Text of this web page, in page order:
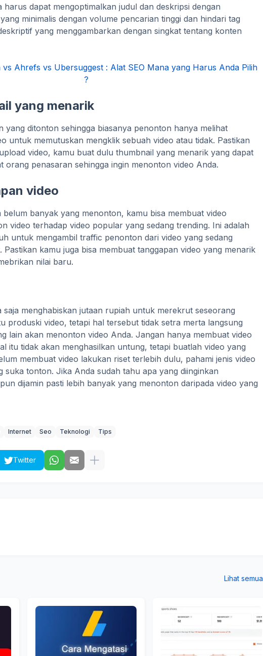
harus dapat mengoptimalkan judul dan deskripsi dengan
minimalis dengan volume pencarian tinggi dan hindari tag
yang menggambarkan dengan singkat tentang konten
vs Ahrefs vs Ubersuggest : Alat SEO Mana yang Harus Anda Pilih
?
yang menarik
yang ditonton sehingga biasanya penonton hanya melihat
untuk memutuskan mengklik sebuah video atau tidak. Pastikan
video, kamu buat dulu thumbnail yang menarik yang dapat
orang penasaran sehingga ingin menonton video Anda.
video
belum banyak yang menonton, kamu bisa membuat video
video terhadap video popular yang sedang trending. Ini adalah
untuk mengambil traffic penonton dari video yang sedang
Pastikan kamu juga bisa membuat tanggapan video yang menarik
nilai baru.
saja menghabiskan jutaan rupiah untuk merekrut seseorang
produski video, tetapi hal tersebut tidak setra merta langsung
lain akan menonton video Anda. Jangan hanya membuat video
itu tidak akan menghasilkan untung, tetapi buatlah video yang
membuat video lakukan riset terlebih dulu, pahami jenis video
suka tonton. Jika Anda sudah tahu apa yang diinginkan
dijamin pasti lebih banyak yang menonton daripada video yang
Internet Seo Teknologi Tips
Twitter
Lihat semua